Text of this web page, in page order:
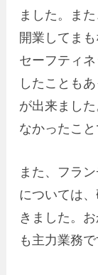
ました。ま
開業してま
セーフティ
したことも
が出来まし
なかったこと
また、フラ
については
きました。
も主力業務で